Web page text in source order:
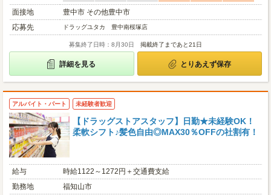
面接地
豊中市 その他豊中市
応募先
ドラッグユタカ 豊中南桜塚店
募集終了日時：8月30日 掲載終了まであと21日
詳細を見る とりあえず保存
アルバイト・パート 未経験者歓迎
【ドラッグストアスタッフ】日勤★未経験OK！
柔軟シフト♪髪色自由◎MAX30％OFFの社割有！
給与
時給1122～1272円＋交通費支給
勤務地
福知山市